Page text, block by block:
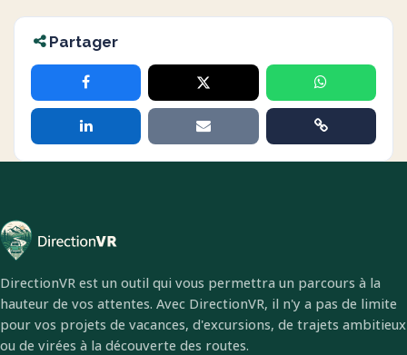
Partager
DirectionVR est un outil qui vous permettra un parcours à la
hauteur de vos attentes. Avec DirectionVR, il n'y a pas de limite
pour vos projets de vacances, d'excursions, de trajets ambitieux
ou de virées à la découverte des routes.